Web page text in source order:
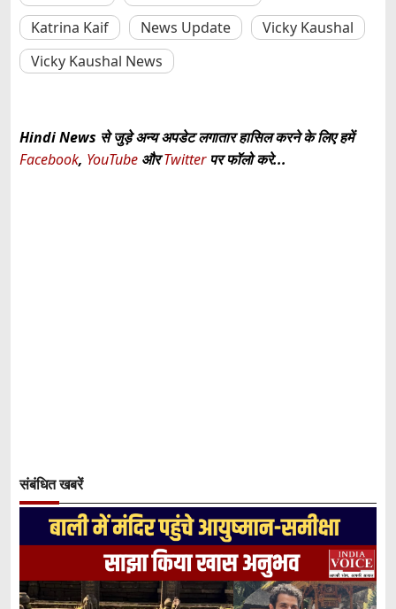
Katrina Kaif
News Update
Vicky Kaushal
Vicky Kaushal News
Hindi News से जुड़े अन्य अपडेट लगातार हासिल करने के लिए हमें
Facebook, YouTube औरTwitterपर फॉलो करे...
संबंधित खबरें